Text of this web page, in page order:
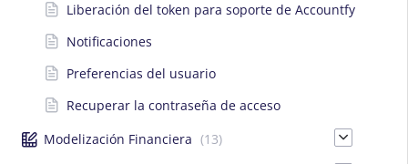
Liberación del token para soporte de Accountfy
Notificaciones
Preferencias del usuario
Recuperar la contraseña de acceso
Modelización Financiera (13)